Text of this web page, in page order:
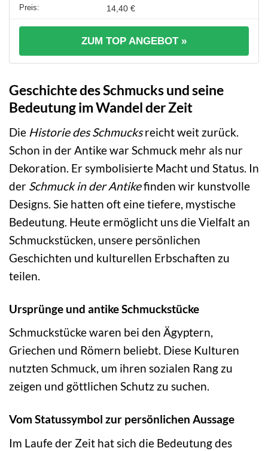
14,40 €
ZUM TOP ANGEBOT »
Geschichte des Schmucks und seine
Bedeutung im Wandel der Zeit
Die Historie des Schmucksreicht weit zurück.
Schon in der Antike war Schmuck mehr als nur
Dekoration. Er symbolisierte Macht und Status. In
der Schmuck in der Antikefinden wir kunstvolle
Designs. Sie hatten oft eine tiefere, mystische
Bedeutung. Heute ermöglicht uns die Vielfalt an
Schmuckstücken, unsere persönlichen
Geschichten und kulturellen Erbschaften zu
teilen.
Ursprünge und antike Schmuckstücke
Schmuckstücke waren bei den Ägyptern,
Griechen und Römern beliebt. Diese Kulturen
nutzten Schmuck, um ihren sozialen Rang zu
zeigen und göttlichen Schutz zu suchen.
Vom Statussymbol zur persönlichen Aussage
Im Laufe der Zeit hat sich die Bedeutung des